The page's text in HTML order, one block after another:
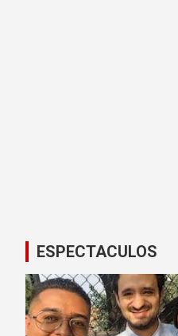
ESPECTACULOS